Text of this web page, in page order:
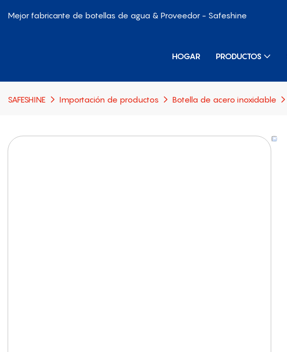
Mejor fabricante de botellas de agua & Proveedor - Safeshine
HOGAR PRODUCTOS
SAFESHINE Importación de productos Botella de acero inoxidable